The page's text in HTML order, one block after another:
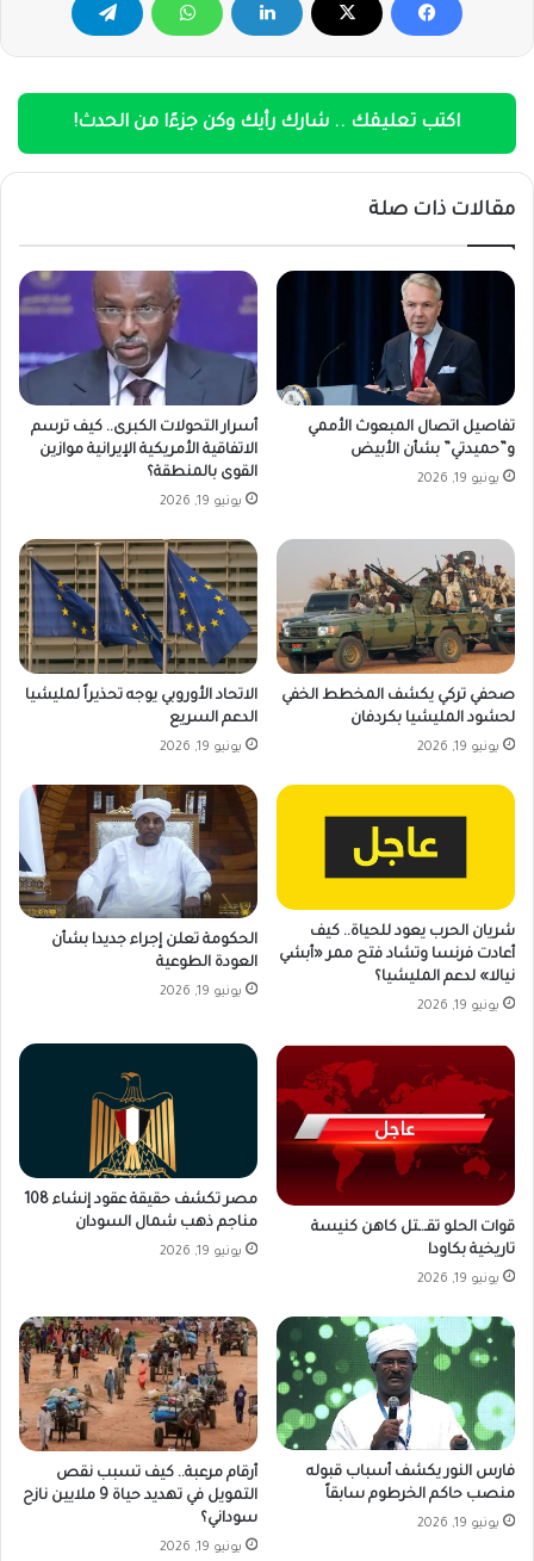
اكتب تعليقك .. شارك رأيك وكن جزءًا من الحدث!
مقالات ذات صلة
تفاصيل اتصال المبعوث الأممي
و”حميدتي” بشأن الأبيض
يونيو 19, 2026
أسرار التحولات الكبرى.. كيف ترسم
الاتفاقية الأمريكية الإيرانية موازين
القوى بالمنطقة؟
يونيو 19, 2026
صحفي تركي يكشف المخطط الخفي
لحشود المليشيا بكردفان
يونيو 19, 2026
الاتحاد الأوروبي يوجه تحذيراً لمليشيا
الدعم السريع
يونيو 19, 2026
شريان الحرب يعود للحياة.. كيف
أعادت فرنسا وتشاد فتح ممر «أبشي
نيالا» لدعم المليشيا؟
يونيو 19, 2026
الحكومة تعلن إجراء جديدا بشأن
العودة الطوعية
يونيو 19, 2026
قوات الحلو تقـ.ـتل كاهن كنيسة
تاريخية بكاودا
يونيو 19, 2026
مصر تكشف حقيقة عقود إنشاء 108
مناجم ذهب شمال السودان
يونيو 19, 2026
فارس النور يكشف أسباب قبوله
منصب حاكم الخرطوم سابقاً
يونيو 19, 2026
أرقام مرعبة.. كيف تسبب نقص
التمويل في تهديد حياة 9 ملايين نازح
سوداني؟
يونيو 19, 2026